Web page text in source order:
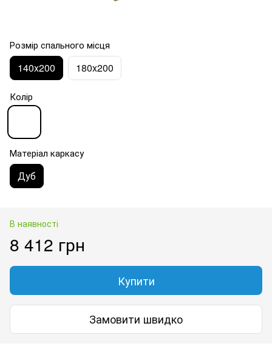
Розмір спального місця
140x200 180x200
Колір
Матеріал каркасу
Дуб
В наявності
8 412 грн
Купити
Замовити швидко